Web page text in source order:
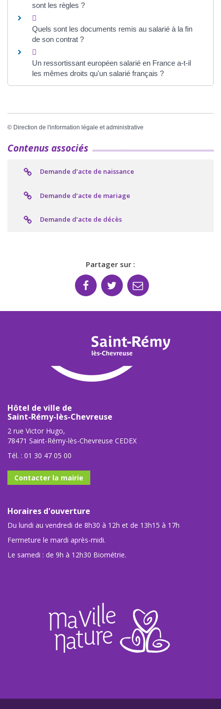
sont les règles ?
Quels sont les documents remis au salarié à la fin
de son contrat ?
Un ressortissant européen salarié en France a-t-il
les mêmes droits qu'un salarié français ?
© Direction de l'information légale et administrative
Contenus associés
Demande d’acte de naissance
Demande d’acte de mariage
Demande d’acte de décès
Partager sur :
Hôtel de ville de
Saint-Rémy-lès-Chevreuse
2 rue Victor Hugo,
78471 Saint-Rémy-lès-Chevreuse CEDEX
Tél. : 01 30 47 05 00
Contacter la mairie
Horaires d'ouverture
Du lundi au vendredi de 8h30 à 12h et de 13h15 à 17h
Fermeture le mardi après-midi.
Le samedi : de 9h à 12h30 Biométrie.